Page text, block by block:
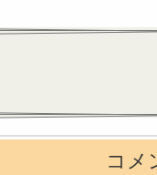
コメ